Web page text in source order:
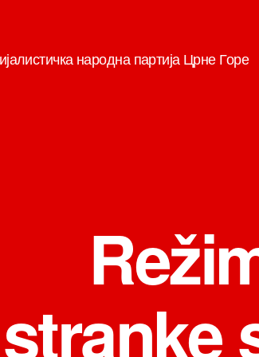
народна партија Црне Горе
stranke